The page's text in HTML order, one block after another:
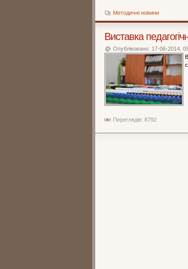
Методичні новини
Виставка
Опубліковано: 17-06-2014,
Переглядів: 8792